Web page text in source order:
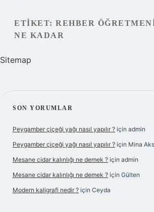
ETIKET: REHBER
NE KADAR
Sitemap
SIDEBAR
SON YORUMLAR
Peygamber çiçeği yağı nasıl yapılır ? için admin
Peygamber çiçeği yağı nasıl yapılır ? için Mina
Mesane cidar kalınlığı ne demek ? için admin
Mesane cidar kalınlığı ne demek ? için Gülten
Modern kaligrafi nedir ? için Ceyda